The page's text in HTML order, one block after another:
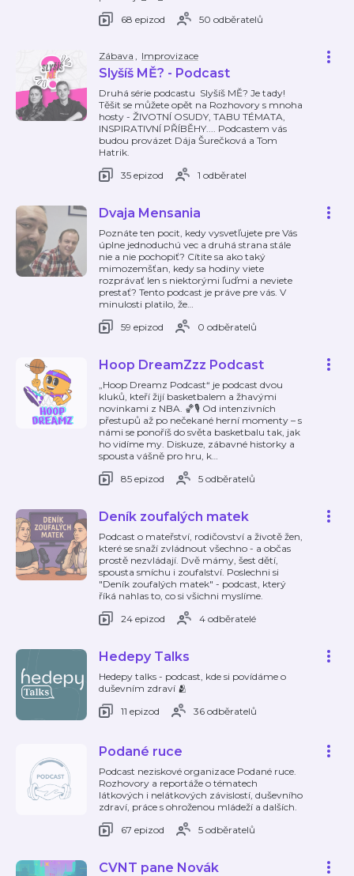
68 epizod
50 odběratelů
Zábava , Improvizace
Slyšíš MĚ? - Podcast
Druhá série podcastu Slyšíš MĚ? Je tady!
Těšit se můžete opět na Rozhovory s mnoha
hosty - ŽIVOTNÍ OSUDY, TABU TÉMATA,
INSPIRATIVNÍ PŘÍBĚHY.... Podcastem vás
budou provázet Dája Šurečková a Tom
Hatrik.
35 epizod
1 odběratel
Dvaja Mensania
Poznáte ten pocit, kedy vysvetľujete pre Vás
úplne jednoduchú vec a druhá strana stále
nie a nie pochopiť? Cítite sa ako taký
mimozemšťan, kedy sa hodiny viete
rozprávať len s niektorými ľuďmi a neviete
prestať? Tento podcast je práve pre vás. V
minulosti platilo, že…
59 epizod
0 odběratelů
Hoop DreamZzz Podcast
„Hoop Dreamz Podcast“ je podcast dvou
kluků, kteří žijí basketbalem a žhavými
novinkami z NBA. 🏀🎙️ Od intenzivních
přestupů až po nečekané herní momenty – s
námi se ponoříš do světa basketbalu tak, jak
ho vidíme my. Diskuze, zábavné historky a
spousta vášně pro hru, k…
85 epizod
5 odběratelů
Deník zoufalých matek
Podcast o mateřství, rodičovství a životě žen,
které se snaží zvládnout všechno - a občas
prostě nezvládají. Dvě mámy, šest dětí,
spousta smíchu i zoufalství. Poslechni si
"Deník zoufalých matek" - podcast, který
říká nahlas to, co si všichni myslíme.
24 epizod
4 odběratelé
Hedepy Talks
Hedepy talks - podcast, kde si povídáme o
duševním zdraví 🫂
11 epizod
36 odběratelů
Podané ruce
Podcast neziskové organizace Podané ruce.
Rozhovory a reportáže o tématech
látkových i nelátkových závislostí, duševního
zdraví, práce s ohroženou mládeží a dalších.
67 epizod
5 odběratelů
CVNT pane Novák